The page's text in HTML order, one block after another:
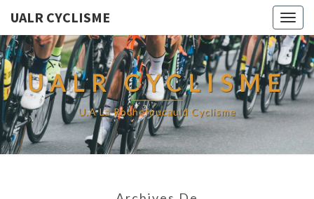
UALR CYCLISME
UALR CYCLISME
U.A La Rochefoucauld Cyclisme